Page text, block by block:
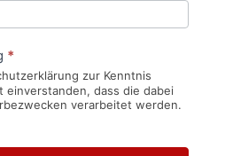
*
zur Kenntnis
einverstanden, dass die dabei
verarbeitet werden.